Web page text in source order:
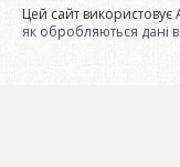
Цей сайт
як обробляються дані